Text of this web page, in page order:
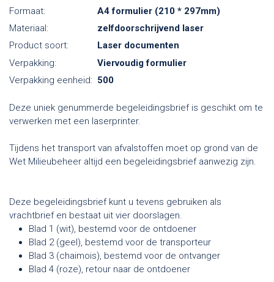
Formaat:
A4 formulier (210 * 297mm)
Materiaal:
zelfdoorschrijvend laser
Product soort:
Laser documenten
Verpakking:
Viervoudig formulier
Verpakking eenheid: 500
Deze uniek genummerde begeleidingsbrief is geschikt om te
verwerken met een laserprinter.
Tijdens het transport van afvalstoffen moet op grond van de
Wet Milieubeheer altijd een begeleidingsbrief aanwezig zijn.
Deze begeleidingsbrief kunt u tevens gebruiken als
vrachtbrief en bestaat uit vier doorslagen.
Blad 1 (wit), bestemd voor de ontdoener
Blad 2 (geel), bestemd voor de transporteur
Blad 3 (chaimois), bestemd voor de ontvanger
Blad 4 (roze), retour naar de ontdoener